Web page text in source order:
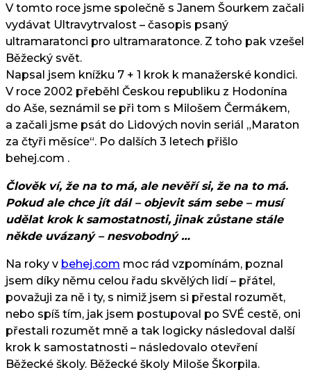
V tomto roce jsme společně s Janem Šourkem začali
vydávat Ultravytrvalost – časopis psaný
ultramaratonci pro ultramaratonce. Z toho pak vzešel
Běžecký svět.
Napsal jsem knížku 7 + 1 krok k manažerské kondici.
V roce 2002 přeběhl Českou republiku z Hodonína
do Aše, seznámil se při tom s Milošem Čermákem,
a začali jsme psát do Lidových novin seriál „Maraton
za čtyři měsíce“. Po dalších 3 letech přišlo
behej.com .
Člověk ví, že na to má, ale nevěří si, že na to má.
Pokud ale chce jít dál – objevit sám sebe – musí
udělat krok k samostatnosti, jinak zůstane stále
někde uvázaný – nesvobodný …
Na roky v behej.com moc rád vzpomínám, poznal
jsem díky němu celou řadu skvělých lidí – přátel,
považuji za ně i ty, s nimiž jsem si přestal rozumět,
nebo spíš tím, jak jsem postupoval po SVÉ cestě, oni
přestali rozumět mně a tak logicky následoval další
krok k samostatnosti – následovalo otevření
Běžecké školy. Běžecké školy Miloše Škorpila.